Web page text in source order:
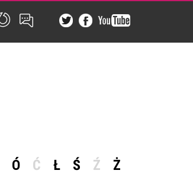
Ó Ć Ł Ś Ź
Ż